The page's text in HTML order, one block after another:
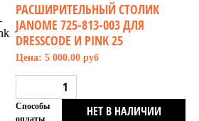
РАСШИРИТЕЛЬНЫЙ СТОЛИК
JANOME 725-813-003 ДЛЯ
DRESSCODE И PINK 25
Цена: 5 000.00 руб
НЕТ В НАЛИЧИИ
Способы
оплаты